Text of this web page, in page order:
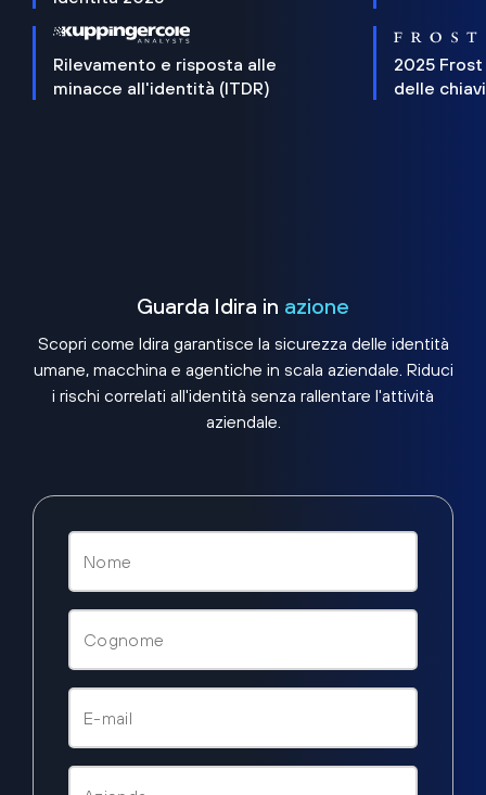
Rilevamento e risposta alle
minacce all'identità (ITDR)
2025 Frost
delle
Guarda Idira in azione
Scopri come Idira garantisce la sicurezza delle identità
umane, macchina e agentiche in scala aziendale. Riduci
i rischi correlati all'identità senza rallentare l'attività
aziendale.